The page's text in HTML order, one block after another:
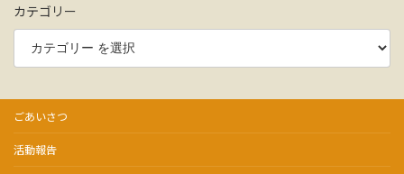
カテゴリー
ごあいさつ
活動報告